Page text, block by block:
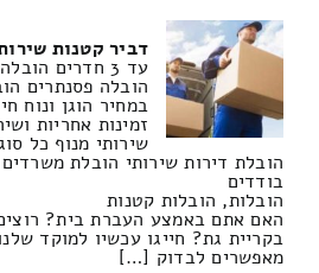
דביר קטנות
עד 3 חדרים
הובלה פסנתרים
במחיר הוגן ונוח
זמינות אחריות
שירותי מנוף כל
הובלת דירות שירותי הובלת
בודדים
הובלות, הובלות קטנות
האם אתם באמצע העברת בית?
בקריית גת? חייגו עכשיו למוקד
מאפשרים לבדוק […]